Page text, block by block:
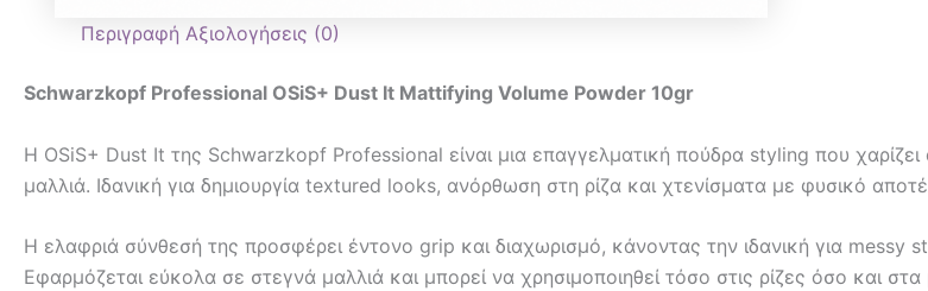
Περιγραφή Αξιολογήσεις (0)
Schwarzkopf Professional OSiS+ Dust It Mattifying Volume Powder 10gr
Η OSiS+ Dust It της Schwarzkopf Professional είναι μια επαγγελματική πούδρα styling που
μαλλιά. Ιδανική για δημιουργία textured looks, ανόρθωση στη ρίζα και χτενίσματα με φυσικό
Η ελαφριά σύνθεσή της προσφέρει έντονο grip και διαχωρισμό, κάνοντας την ιδανική για
Εφαρμόζεται εύκολα σε στεγνά μαλλιά και μπορεί να χρησιμοποιηθεί τόσο στις ρίζες όσο και